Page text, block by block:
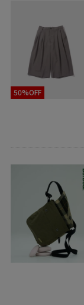
LINEで渋谷パ
タップをして下さ
50%OFF